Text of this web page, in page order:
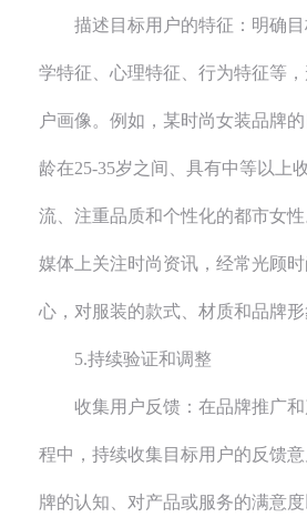
描述目标用户的特征：明确目
学特征、心理特征、行为特征等
户画像。例如，某时尚女装品牌
龄在25-35岁之间、具有中等以上
流、注重品质和个性化的都市女
媒体上关注时尚资讯，经常光顾
心，对服装的款式、材质和品牌形
5.持续验证和调整
收集用户反馈：在品牌推广和
程中，持续收集目标用户的反馈
牌的认知、对产品或服务的满意